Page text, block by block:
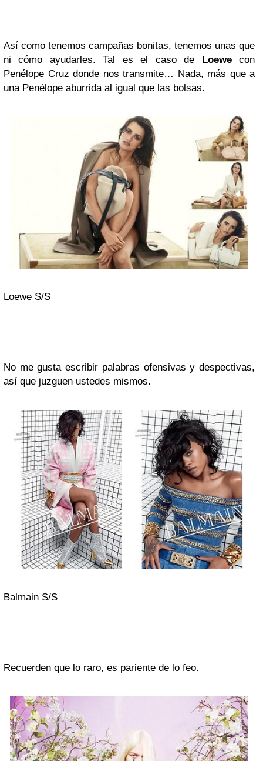
Así como tenemos campañas bonitas, tenemos unas que
ni cómo ayudarles. Tal es el caso de Loewecon
Penélope Cruz donde nos transmite… Nada, más que a
una Penélope aburrida al igual que las bolsas.
Loewe S/S
No me gusta escribir palabras ofensivas y despectivas,
así que juzguen ustedes mismos.
Balmain S/S
Recuerden que lo raro, es pariente de lo feo.